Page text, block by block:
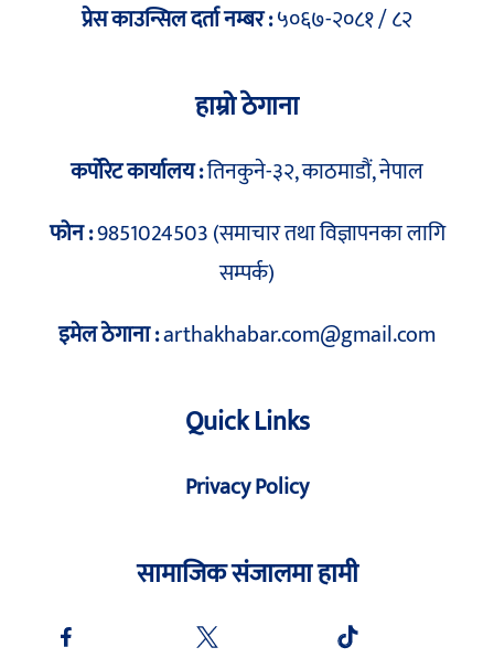
प्रेस काउन्सिल दर्ता नम्बर :५०६७-२०८१ / ८२
हाम्रो ठेगाना
कर्पोरेट कार्यालय :तिनकुने-३२, काठमाडौं, नेपाल
फोन :9851024503 (समाचार तथा विज्ञापनका लागि
सम्पर्क)
इमेल ठेगाना :arthakhabar.com@gmail.com
Quick Links
Privacy Policy
सामाजिक संजालमा हामी